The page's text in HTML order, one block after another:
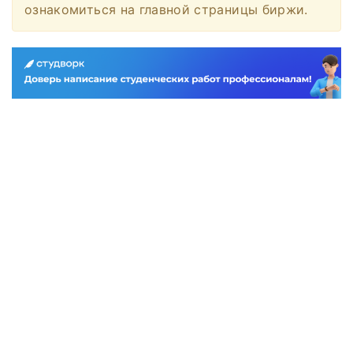
ознакомиться на главной страницы биржи.